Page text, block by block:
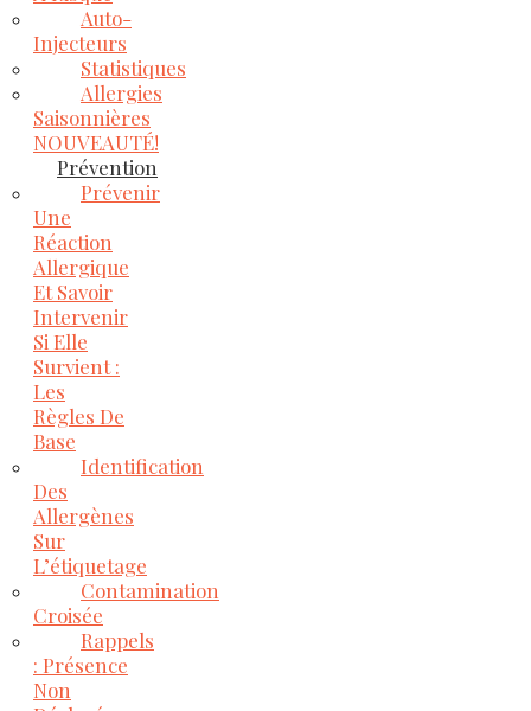
Auto-
Injecteurs
Statistiques
Allergies
Saisonnières
NOUVEAUTÉ!
Prévention
Prévenir
Une
Réaction
Allergique
Et Savoir
Intervenir
Si Elle
Survient :
Les
Règles De
Base
Identification
Des
Allergènes
Sur
L’étiquetage
Contamination
Croisée
Rappels
: Présence
Non